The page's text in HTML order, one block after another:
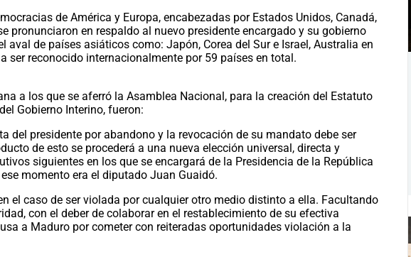
de América y Europa, encabezadas por Estados Unidos, Canadá,
pronunciaron en respaldo al nuevo presidente encargado y su gobierno
aval de países asiáticos como: Japón, Corea del Sur e Israel, Australia en
ser reconocido internacionalmente por 59 países en total.
a los que se aferró la Asamblea Nacional, para la creación del Estatuto
Gobierno Interino, fueron:
del presidente por abandono y la revocación de su mandato debe ser
de esto se procederá a una nueva elección universal, directa y
siguientes en los que se encargará de la Presidencia de la República
momento era el diputado Juan Guaidó.
el caso de ser violada por cualquier otro medio distinto a ella. Facultando
con el deber de colaborar en el restablecimiento de su efectiva
a Maduro por cometer con reiteradas oportunidades violación a la